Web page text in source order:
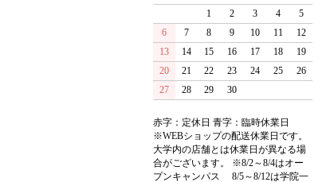
1
2 3 4
5
6
7 8 9 10 11
12
13
14 15 16 17 18
19
20
21 22 23 24 25
26
27
28 29 30
赤字：定休日 青字：臨時休業日
※WEBショップの配送休業日です。
大学内の店舗とは休業日が異なる場
合がございます。 ※8/2～8/4はオー
プンキャンパス 8/5～8/12は学院一